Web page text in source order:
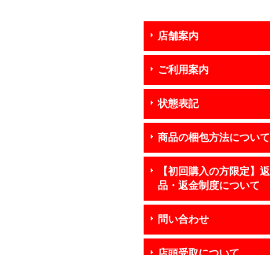
店舗案内
ご利用案内
状態表記
商品の梱包方法について
【初回購入の方限定】返
品・返金制度について
問い合わせ